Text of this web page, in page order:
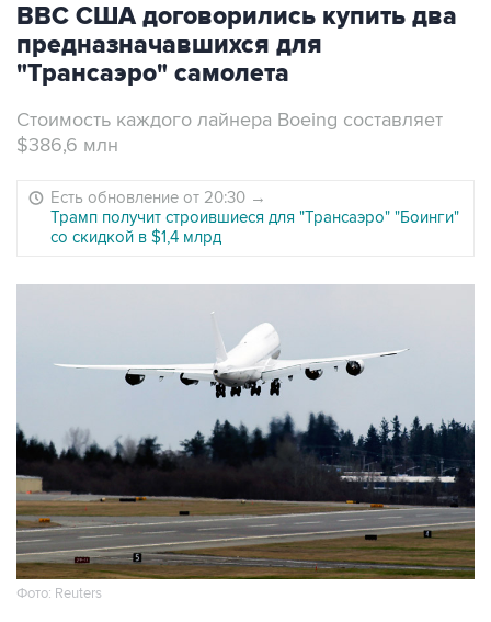
ВВС США договорились купить два
предназначавшихся для
"Трансаэро" самолета
Стоимость каждого лайнера Boeing составляет
$386,6 млн
Есть обновление от 20:30 →
Трамп получит строившиеся для "Трансаэро" "Боинги"
со скидкой в $1,4 млрд
Фото: Reuters